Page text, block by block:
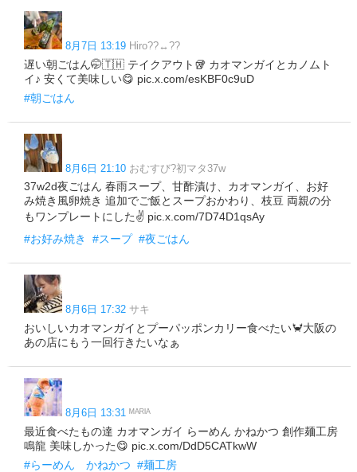
8月7日 13:19 Hiro??↔️??
遅い朝ごはん🤭🇹🇭 テイクアウト🥡 カオマンガイとカノムト
イ♪ 安くて美味しい😋 pic.x.com/esKBF0c9uD
#朝ごはん
8月6日 21:10 おむすび?初マタ37w
37w2d夜ごはん 春雨スープ、甘酢漬け、カオマンガイ、お好
み焼き風卵焼き 追加でご飯とスープおかわり、枝豆 両親の分
もワンプレートにした✌️ pic.x.com/7D74D1qsAy
#お好み焼き
#スープ #夜ごはん
8月6日 17:32 サキ
おいしいカオマンガイとプーパッポンカリー食べたい🦀大阪の
あの店にもう一回行きたいなぁ
8月6日 13:31 ᴹᴬᴿᴵᴬ
最近食べたもの達 カオマンガイ らーめん かねかつ 創作麺工房
鳴龍 美味しかった😋 pic.x.com/DdD5CATkwW
#らーめん かねかつ #麺工房